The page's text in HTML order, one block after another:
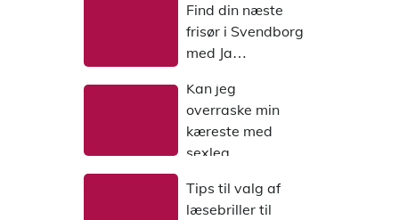
Find din næste
frisør i Svendborg
med Ja…
Kan jeg
overraske min
kæreste med
sexleg…
Tips til valg af
læsebriller til